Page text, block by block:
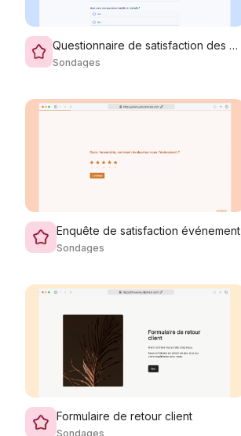
Questionnaire de satisfaction des patients
Sondages
Enquête de satisfaction événement
Sondages
Formulaire de retour client
Sondages